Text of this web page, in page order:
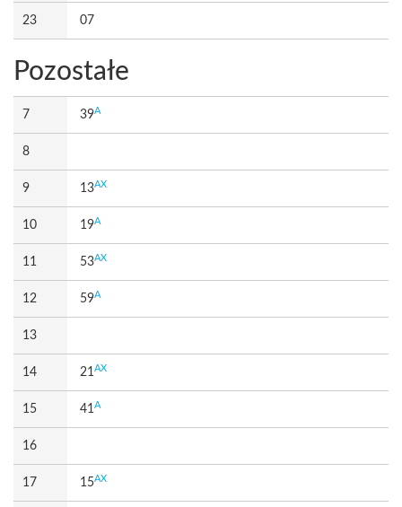
23 07
Pozostałe
7 39A
8
9 13AX
10 19A
11 53AX
12 59A
13
14 21AX
15 41A
16
17 15AX